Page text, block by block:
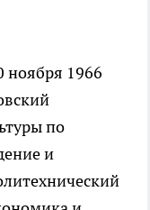
ноября 1966
по
и